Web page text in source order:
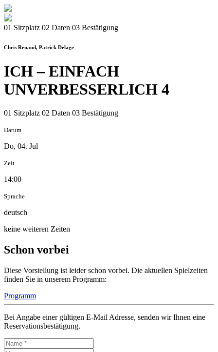
01 Sitzplatz 02 Daten 03 Bestätigung
Chris Renaud, Patrick Delage
ICH – EINFACH
UNVERBESSERLICH 4
01 Sitzplatz 02 Daten 03 Bestätigung
Datum
Do, 04. Jul
Zeit
14:00
Sprache
deutsch
keine weiteren Zeiten
Schon vorbei
Diese Vorstellung ist leider schon vorbei. Die aktuellen Spielzeiten
finden Sie in unserem Programm:
Programm
Bei Angabe einer gültigen E-Mail Adresse, senden wir Ihnen eine
Reservationsbestätigung.